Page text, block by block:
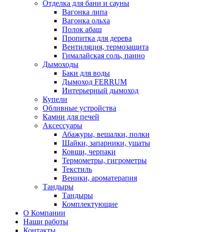
Отделка для бани и сауны
Вагонка липа
Вагонка ольха
Полок абаш
Пропитка для дерева
Вентиляция, термозащита
Гималайская соль, панно
Дымоходы
Баки для воды
Дымоход FERRUM
Интерьерный дымоход
Купели
Обливные устройства
Камни для печей
Аксессуары
Абажуры, вешалки, полки
Шайки, запарники, ушаты
Ковши, черпаки
Термометры, гигрометры
Текстиль
Веники, ароматерапия
Тандыры
Тандыры
Комплектующие
О Компании
Наши работы
Контакты